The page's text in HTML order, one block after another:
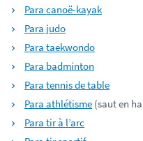
Para canoë-kayak
Para judo
Para taekwondo
Para badminton
Para tennis de table
Para athlétisme (saut en
Para tir à l’arc